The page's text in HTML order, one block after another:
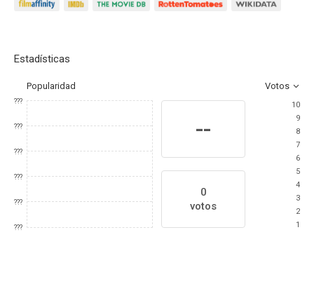
Estadísticas
Popularidad Votos
???
???
???
???
???
???
--
0
votos
10
9
8
7
6
5
4
3
2
1